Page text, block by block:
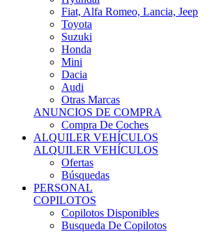
Toyota
Suzuki
Honda
Mini
Dacia
Audi
Otras Marcas
ANUNCIOS DE COMPRA
Compra De Coches
ALQUILER VEHÍCULOS
ALQUILER VEHÍCULOS
Ofertas
Búsquedas
PERSONAL
COPILOTOS
Copilotos Disponibles
Busqueda De Copilotos
MECANICOS